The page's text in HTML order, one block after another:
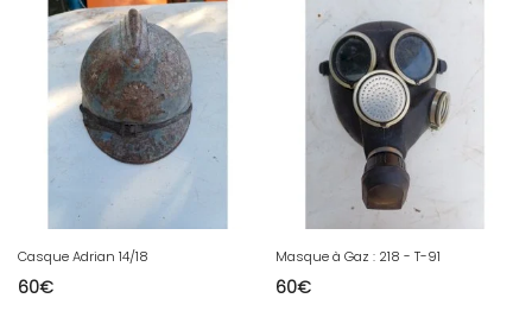
Casque Adrian 14/18
60€
Masque à Gaz : 218 - T-91
60€